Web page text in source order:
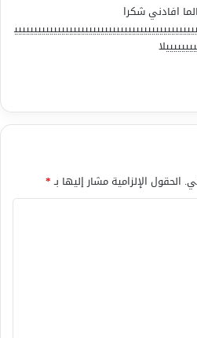
افادني شكرا
الحقول الإلزامية مشار إليها بـ*